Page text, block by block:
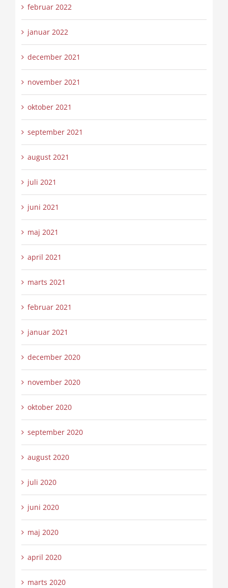
februar 2022
januar 2022
december 2021
november 2021
oktober 2021
september 2021
august 2021
juli 2021
juni 2021
maj 2021
april 2021
marts 2021
februar 2021
januar 2021
december 2020
november 2020
oktober 2020
september 2020
august 2020
juli 2020
juni 2020
maj 2020
april 2020
marts 2020